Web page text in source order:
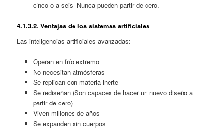
cinco o a seis. Nunca pueden partir de cero.
4.1.3.2. Ventajas de los sistemas artificiales
Las inteligencias artificiales avanzadas:
Operan en frío extremo
No necesitan atmósferas
Se replican con materia inerte
Se rediseñan (Son capaces de hacer un nuevo diseño a
partir de cero)
Viven millones de años
Se expanden sin cuerpos